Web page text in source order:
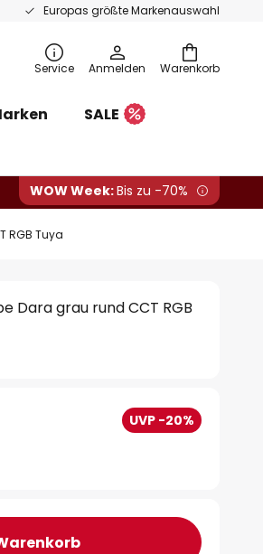
Europas größte Markenauswahl
Warenkorb
Service Anmelden
SALE
WOW Week:Bis zu -70%
RGB Tuya
Dara grau rund CCT RGB
UVP -20%